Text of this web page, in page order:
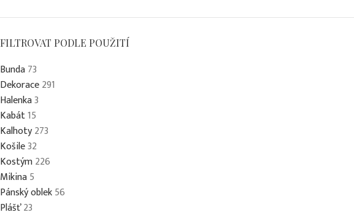
FILTROVAT PODLE POUŽITÍ
Bunda73
Dekorace291
Halenka3
Kabát15
Kalhoty273
Košile32
Kostým226
Mikina5
Pánský oblek56
Plášť23